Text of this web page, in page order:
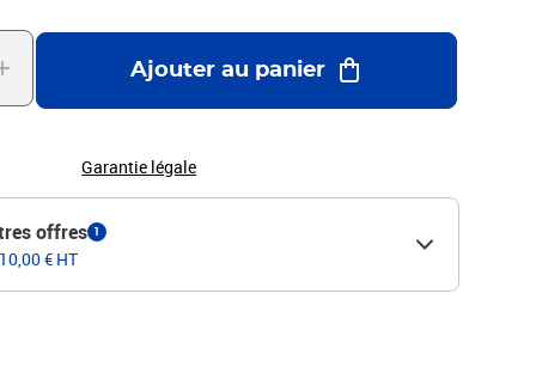
Ajouter au panier
Garantie légale
offres 1
€ HT